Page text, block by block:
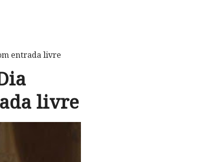
entrada livre
livre